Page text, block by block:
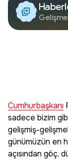
Edin
Cumhurbaşkanı
sadece bizim
gelişmiş-
günümüzün en
açısından göç,